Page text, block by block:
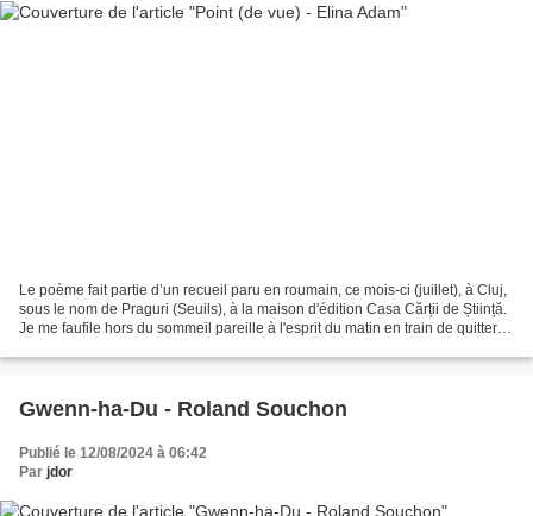
Le poème fait partie d’un recueil paru en roumain, ce mois-ci (juillet), à Cluj,
sous le nom de Praguri (Seuils), à la maison d'édition Casa Cărții de Știință.
Je me faufile hors du sommeil pareille à l'esprit du matin en train de quitter
Gwenn-ha-Du - Roland Souchon
Publié le 12/08/2024 à 06:42
Par jdor